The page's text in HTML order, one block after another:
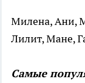
Милена, Ани,
Лилит, Мане,
Самые